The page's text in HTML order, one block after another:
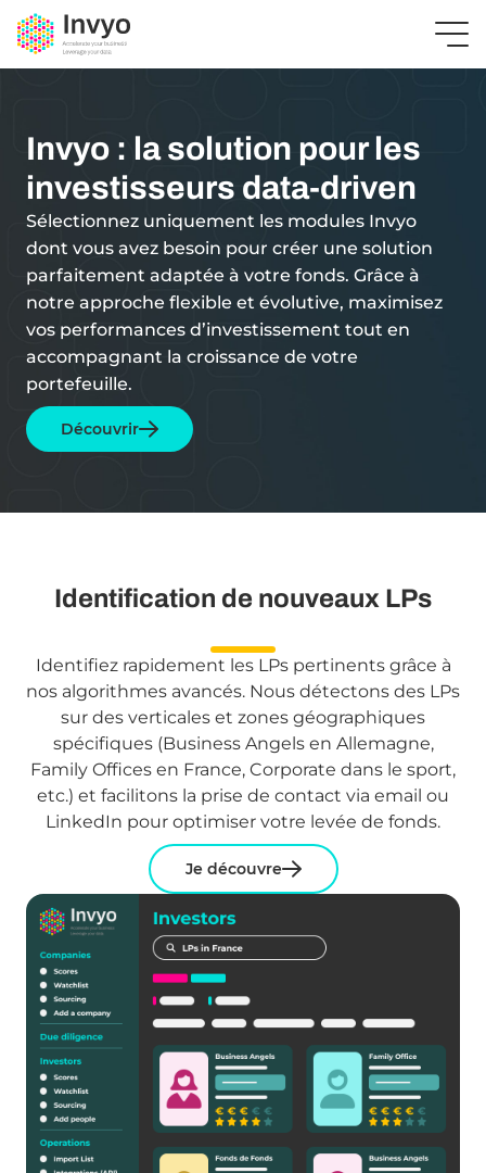
Invyo : la solution pour les
investisseurs data-driven
Sélectionnez uniquement les modules Invyo
dont vous avez besoin pour créer une solution
parfaitement adaptée à votre fonds. Grâce à
notre approche flexible et évolutive, maximisez
vos performances d’investissement tout en
accompagnant la croissance de votre
portefeuille.
Découvrir
Identification de nouveaux LPs
Identifiez rapidement les LPs pertinents grâce à
nos algorithmes avancés. Nous détectons des LPs
sur des verticales et zones géographiques
spécifiques (Business Angels en Allemagne,
Family Offices en France, Corporate dans le sport,
etc.) et facilitons la prise de contact via email ou
LinkedIn pour optimiser votre levée de fonds.
Je découvre